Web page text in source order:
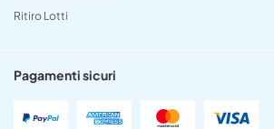
Ritiro Lotti
Pagamenti sicuri